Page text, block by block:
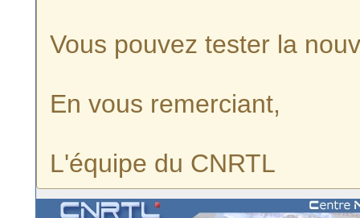
Vous pouvez tester la
En vous remerciant,
L'équipe du CNRTL